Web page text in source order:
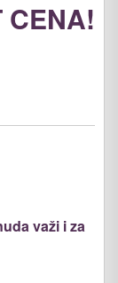
CENA!
važi i za